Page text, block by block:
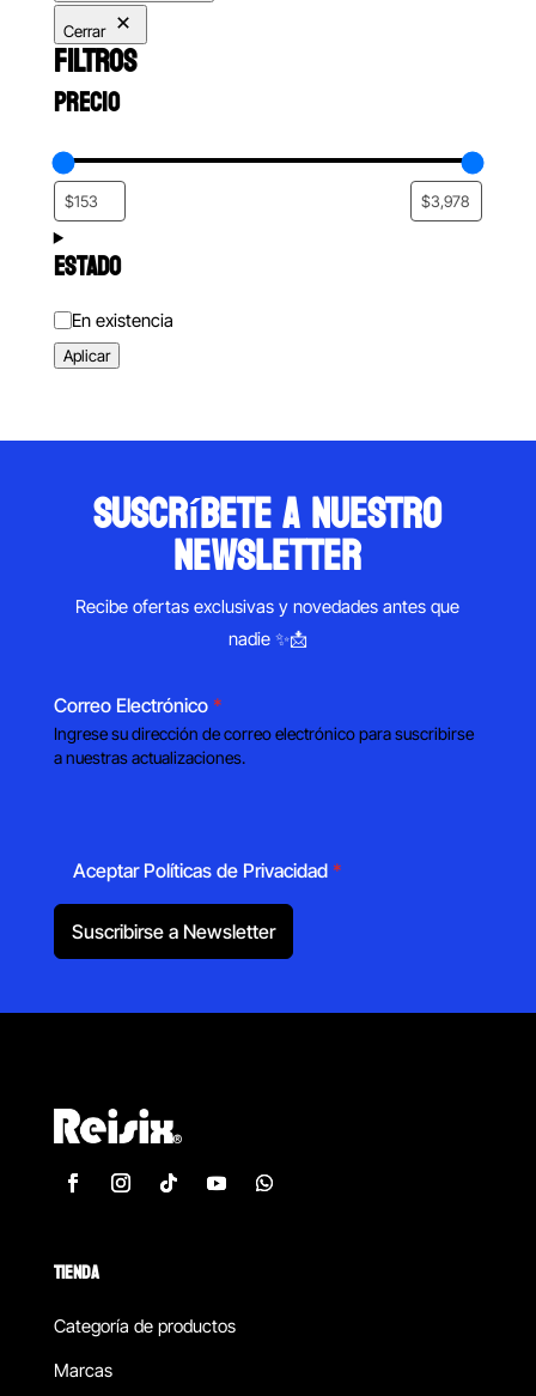
Cerrar
FILTROS
PRECIO
ESTADO
Estado
En existencia
Aplicar
suscríbete a nuestro
newsletter
Recibe ofertas exclusivas y novedades antes que
nadie ✨📩
Correo Electrónico *
Ingrese su dirección de correo electrónico para suscribirse
a nuestras actualizaciones.
Aceptar Políticas de Privacidad *
Suscribirse a Newsletter
TIENDA
Categoría de productos
Marcas